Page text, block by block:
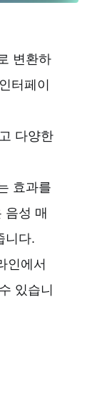
변환하
터페이
다양한
효과를
음성 매
니다.
인에서
있습니